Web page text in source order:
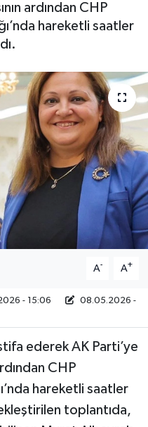
ardından CHP
hareketli saatler
A- A+
- 15:06
08.05.2026 -
ederek AK Parti’ye
CHP
hareketli saatler
toplantıda,